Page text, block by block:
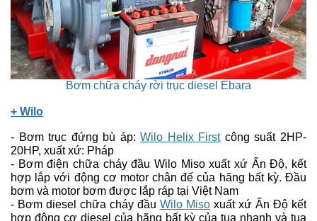
Bơm chữa cháy rời trục diesel Ebara
+ Wilo
- Bơm trục đứng bù áp:Wilo Helix Firstcông suất 2HP-
20HP, xuất xứ: Pháp
- Bơm điện chữa cháy đầu Wilo Miso xuất xứ Ấn Độ, kết
hợp lắp với động cơ motor chân đế của hãng bất kỳ. Đầu
bơm và motor bơm được lắp ráp tại Việt Nam
- Bơm diesel chữa cháy đầu Wilo Miso xuất xứ Ấn Độ kết
hợp động cơ diesel của hãng bất kỳ của tua nhanh và tua